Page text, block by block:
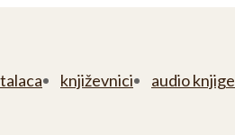
književnici audio knjige